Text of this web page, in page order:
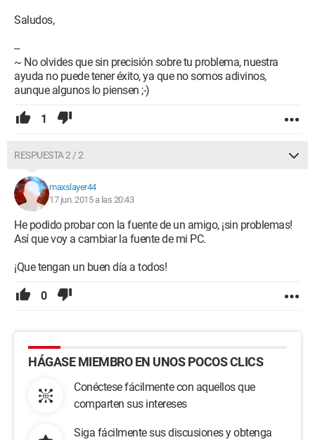
¡Les agradezco de antemano por sus respuestas y les deseo
Maxime
Saludos,
--
~ No olvides que sin precisión sobre tu problema, nuestra
ayuda no puede tener éxito, ya que no somos adivinos,
aunque algunos lo piensen ;-)
1
RESPUESTA 2 / 2
maxslayer44
17 jun. 2015 a las 20:43
He podido probar con la fuente de un amigo, ¡sin problemas!
Así que voy a cambiar la fuente de mi PC.
¡Que tengan un buen día a todos!
0
HÁGASE MIEMBRO EN UNOS POCOS CLICS
Conéctese fácilmente con aquellos que
comparten sus intereses
Siga fácilmente sus discusiones y obtenga